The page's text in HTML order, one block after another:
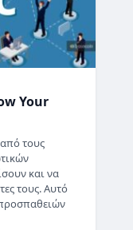
Your
τους
και να
τους. Αυτό